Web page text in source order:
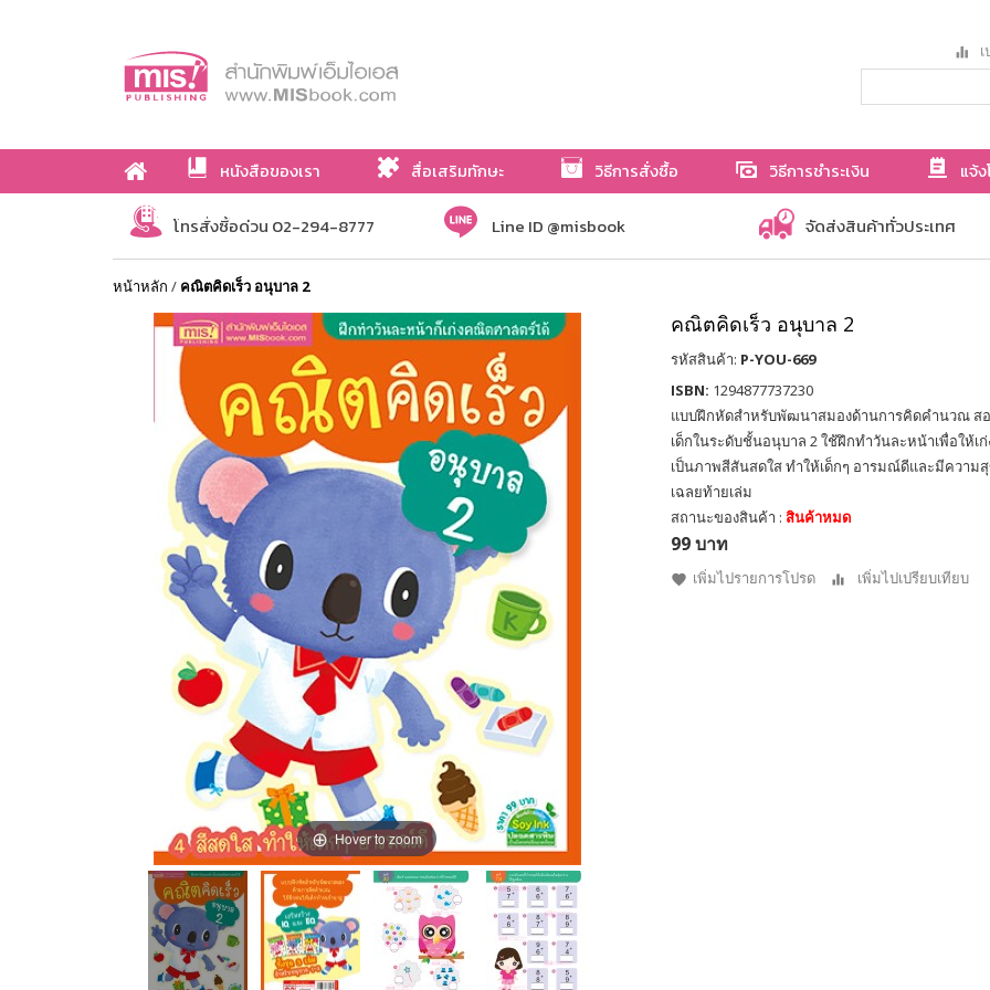
หนังสือของเรา สื่อเสริมทักษะ วิธีการสั่งซื้อ วิธีการชำระเงิน แจ้
เกี่ยวกับเรา
โทรสั่งซื้อด่วน 02-294-8777 Line ID @misbook จัดส่งสินค้าทั่วประเทศ
หน้าหลัก / คณิตคิดเร็ว อนุบาล 2
Hover to zoom
คณิตคิดเร็ว อนุบาล 2
รหัสสินค้า: P-YOU-669
ISBN: 1294877737230
แบบฝึกหัดสำหรับพัฒนาสมองด้านการคิดคำนวณ สอ
เด็กในระดับชั้นอนุบาล 2 ใช้ฝึกทำวันละหน้าเพื่อให้
เป็นภาพสีสันสดใส ทำให้เด็กๆ อารมณ์ดีและมีความ
เฉลยท้ายเล่ม
สถานะของสินค้า : สินค้าหมด
99 บาท
เพิ่มไปรายการโปรด เพิ่มไปเปรียบเทียบ